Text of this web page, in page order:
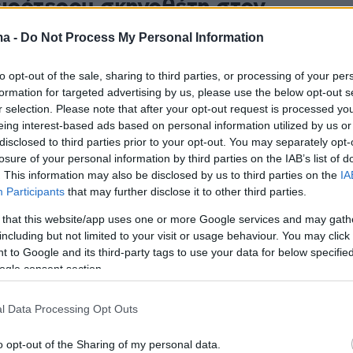
- Do Not Process My Personal Information
opt-out of the sale, sharing to third parties, or processing of your
for targeted advertising by us, please use the below opt-out
selection. Please note that after your opt-out request is processed
interest-based ads based on personal information utilized by us
to third parties prior to your opt-out. You may separately
of your personal information by third parties on the IAB’s list of
This information may also be disclosed by us to third parties on the
Participants that may further disclose it to other third parties.
that this website/app uses one or more Google services and may
but not limited to your visit or usage behaviour. You may
to Google and its third-party tags to use your data for below
consent section.
Data Processing Opt Outs
opt-out of the Sharing of my personal data.
σκηνοθέτη στον
που έχει ξυλοκοπήσει άγρια
οποίος είχε κατηγορηθεί για σεξουαλική επίθεση,
με τον Ούβε Μπολ, τον Γερμανό σκηνοθέτη που
τους επικριτές του σε αγώνα πυγμαχίας
η καταδίκη του Τζαφάρ
για προπαγάνδα κατά του
κράτους
προπαγάνδας» εναντίον του κράτους, μερικούς
ταινία του «Ένα απλό ατύχημα»
1